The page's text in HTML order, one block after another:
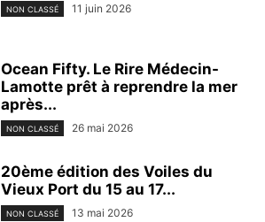
NON CLASSÉ 11 juin 2026
Ocean Fifty. Le Rire Médecin-
Lamotte prêt à reprendre la mer
après...
NON CLASSÉ 26 mai 2026
20ème édition des Voiles du
Vieux Port du 15 au 17...
NON CLASSÉ 13 mai 2026